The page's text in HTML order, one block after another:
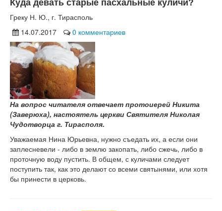
Вопросы-ответы
Греку Н. Ю., г. Тирасполь
14.07.2017
0 комментариев
На вопрос читателя отвечает протоиерей Никита
(Заверюха), настоятель церкви Святителя Николая
Чудотворца г. Тирасполя.
Уважаемая Нина Юрьевна, нужно съедать их, а если они
заплесневели - либо в землю закопать, либо сжечь, либо в
проточную воду пустить. В общем, с куличами следует
поступить так, как это делают со всеми святынями, или хотя
бы принести в церковь.